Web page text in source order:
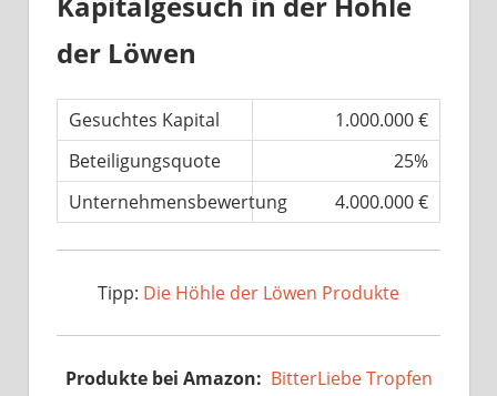
der Löwen
Gesuchtes Kapital
1.000.000 €
Beteiligungsquote
25%
Unternehmensbewertung
4.000.000 €
Tipp: Die Höhle der Löwen Produkte
Produkte bei Amazon: BitterLiebe Tropfen